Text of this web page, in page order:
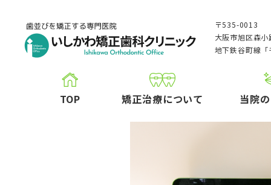
〒535-0013
大阪市旭区森
地下鉄谷町線
TOP 矯正治療について 当院